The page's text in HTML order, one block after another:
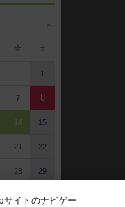
＞
金 土
1
7 8
14 15
21 22
28 29
サイトのナビゲー